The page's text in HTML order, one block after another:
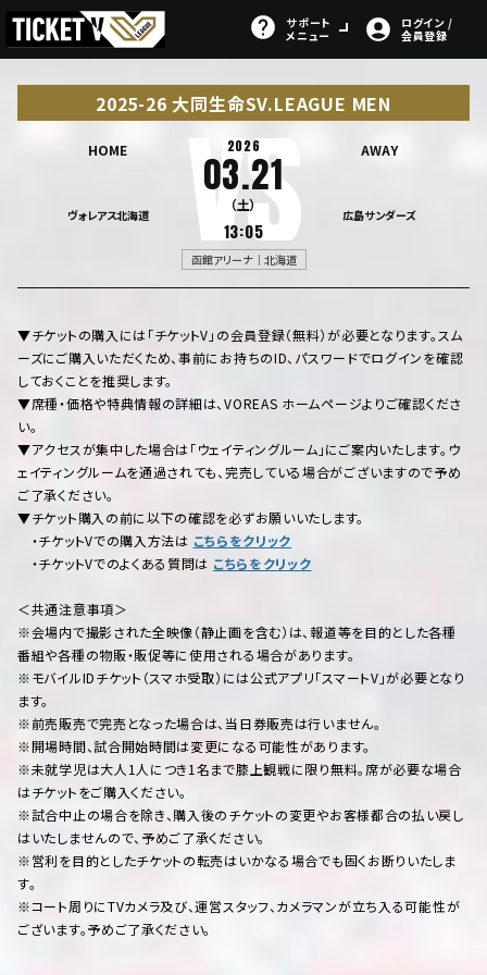
サポート
メニュー
ログイン /
会員登録
2025-26 大同生命SV.LEAGUE MEN
HOME
ヴォレアス北海道
2026
03.21
（土）
13:05
AWAY
広島サンダーズ
函館アリーナ｜北海道
▼チケットの購入には「チケットV」の会員登録（無料）が必要となります。スム
ーズにご購入いただくため、事前にお持ちのID、パスワードでログインを確認
しておくことを推奨します。
▼席種・価格や特典情報の詳細は、VOREAS ホームページよりご確認くださ
い。
▼アクセスが集中した場合は「ウェイティングルーム」にご案内いたします。ウ
ェイティングルームを通過されても、完売している場合がございますので予め
ご了承ください。
▼チケット購入の前に以下の確認を必ずお願いいたします。
・チケットVでの購入方法は こちらをクリック
・チケットVでのよくある質問は こちらをクリック
＜共通注意事項＞
※会場内で撮影された全映像（静止画を含む）は、報道等を目的とした各種
番組や各種の物販・販促等に使用される場合があります。
※モバイルIDチケット（スマホ受取）には公式アプリ「スマートV」が必要となり
ます。
※前売販売で完売となった場合は、当日券販売は行いません。
※開場時間、試合開始時間は変更になる可能性があります。
※未就学児は大人1人につき1名まで膝上観戦に限り無料。席が必要な場合
はチケットをご購入ください。
※試合中止の場合を除き、購入後のチケットの変更やお客様都合の払い戻し
はいたしませんので、予めご了承ください。
※営利を目的としたチケットの転売はいかなる場合でも固くお断りいたしま
す。
※コート周りにTVカメラ及び、運営スタッフ、カメラマンが立ち入る可能性が
ございます。予めご了承ください。